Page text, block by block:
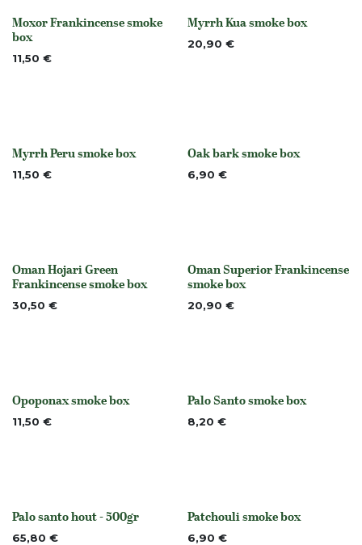
None
Moxor Frankincense smoke
box
11,50 €
None
Myrrh Kua smoke box
20,90 €
None
Myrrh Peru smoke box
11,50 € None
Oak bark smoke box
6,90 €
None
Oman Hojari Green
Frankincense smoke box
30,50 €
None
Oman Superior Frankincense
smoke box
20,90 €
None
Opoponax smoke box
11,50 € Niet op voorraad
Palo Santo smoke box
8,20 €
None
Palo santo hout - 500gr
65,80 € None
Patchouli smoke box
6,90 €